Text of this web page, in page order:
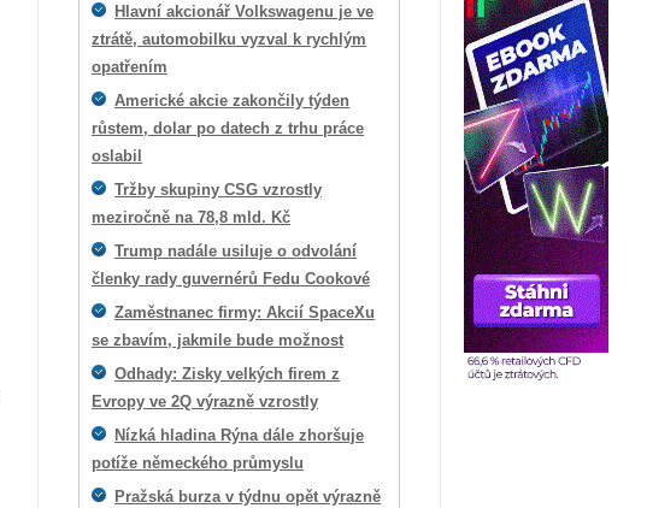
Hlavní akcionář Volkswagenu je ve
ztrátě, automobilku vyzval k rychlým
opatřením
Americké akcie zakončily týden
růstem, dolar po datech z trhu práce
oslabil
Tržby skupiny CSG vzrostly
meziročně na 78,8 mld. Kč
Trump nadále usiluje o odvolání
členky rady guvernérů Fedu Cookové
Zaměstnanec firmy: Akcií SpaceXu
se zbavím, jakmile bude možnost
Odhady: Zisky velkých firem z
Evropy ve 2Q výrazně vzrostly
Nízká hladina Rýna dále zhoršuje
potíže německého průmyslu
Pražská burza v týdnu opět výrazně